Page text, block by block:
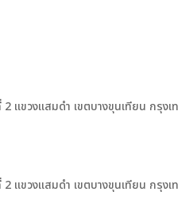
แขวงแสมดำ เขตบางขุนเทียน กรุง
แขวงแสมดำ เขตบางขุนเทียน กรุง